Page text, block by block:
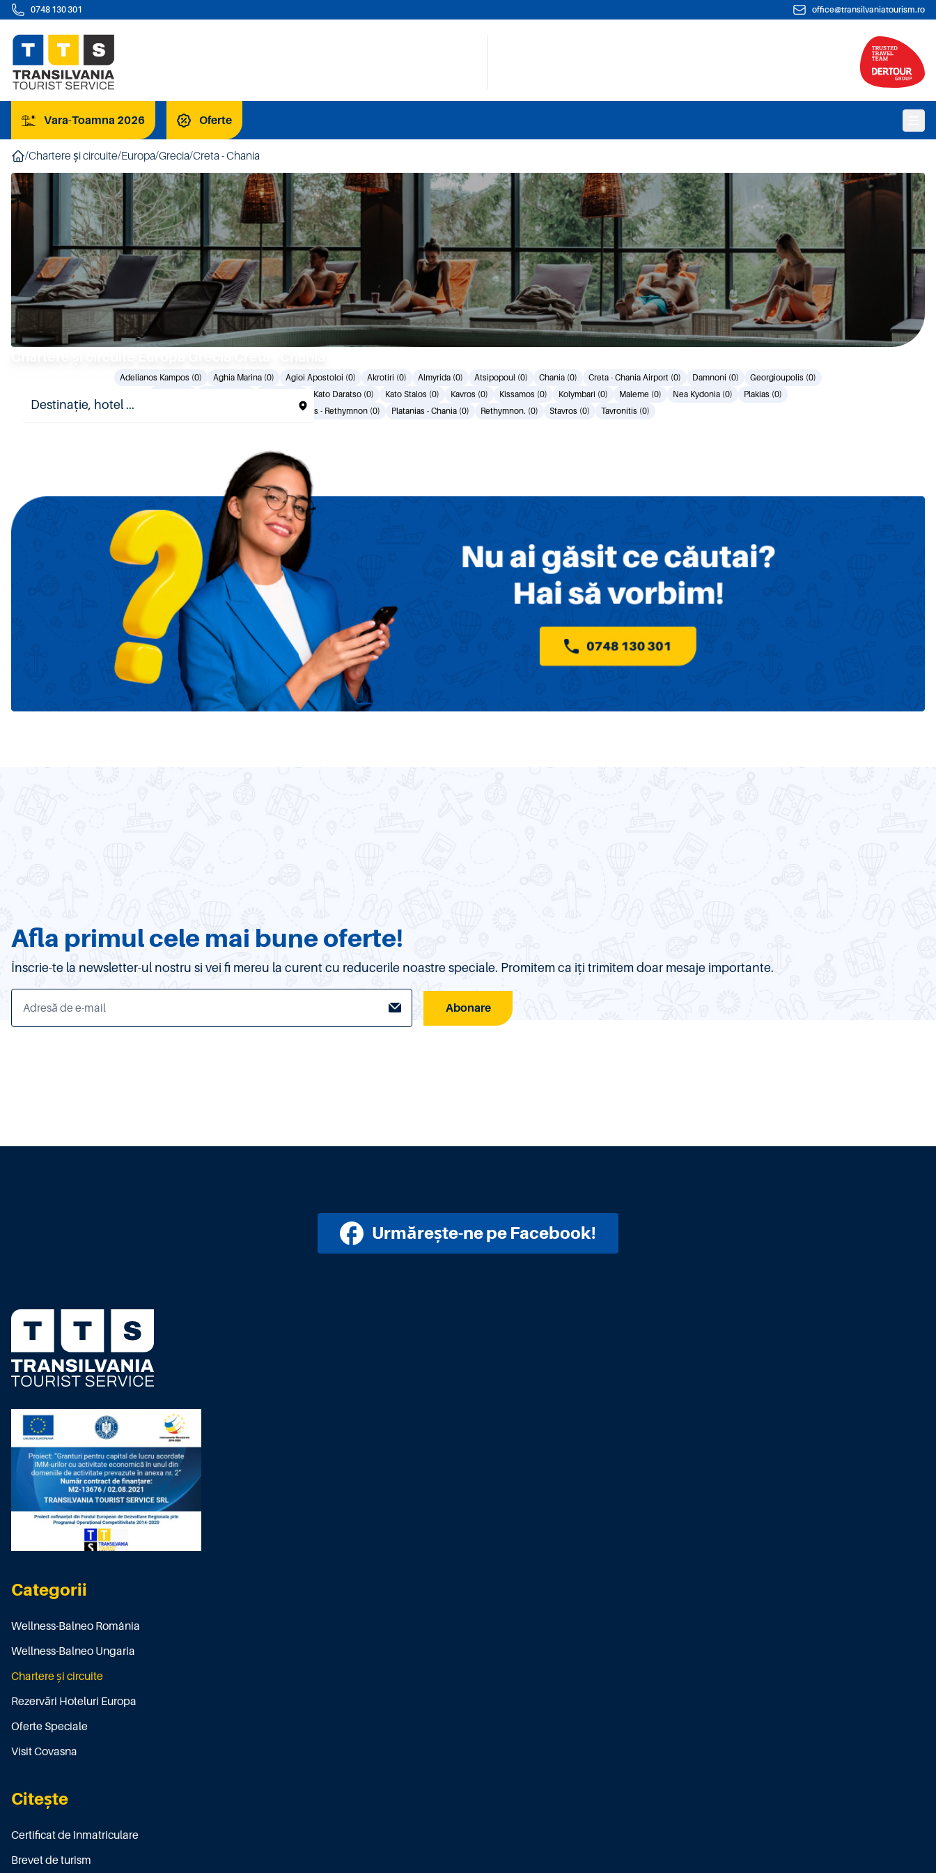
0748 130 301 office@transilvaniatourism.ro
Vara-Toamna 2026 Oferte
/Chartere și circuite/Europa/Grecia/Creta - Chania
Adelianos Kampos (0) Aghia Marina (0) Agioi Apostoloi (0) Akrotiri (0) Almyrida (0) Atsipopoul (0) Chania (0) Creta - Chania Airport (0) Damnoni (0)
Georgioupolis (0)
Kato Daratso (0) Kato Stalos (0) Kavros (0) Kissamos (0) Kolymbari (0) Maleme (0) Nea Kydonia (0)
Plakias (0)
Platanes - Rethymnon (0)
Platanias - Chania (0) Rethymnon. (0) Stavros (0) Tavronitis (0)
Afla primul cele mai bune oferte!
Înscrie-te la newsletter-ul nostru si vei fi mereu la curent cu reducerile noastre speciale. Promitem ca iți trimitem doar mesaje importante.
Abonare
Urmărește-ne pe Facebook!
Categorii
Wellness-Balneo România
Wellness-Balneo Ungaria
Chartere și circuite
Rezervări Hoteluri Europa
Oferte Speciale
Visit Covasna
Citește
Certificat de înmatriculare
Brevet de turism